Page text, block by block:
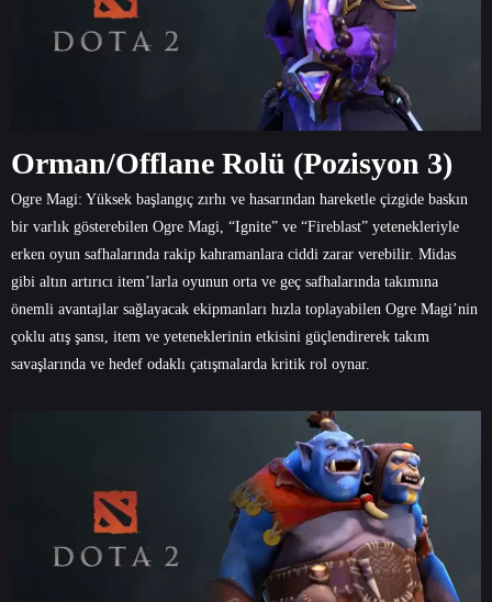
Orman/Offlane Rolü (Pozisyon 3)
Ogre Magi: Yüksek başlangıç zırhı ve hasarından hareketle çizgide baskın
bir varlık gösterebilen Ogre Magi, “Ignite” ve “Fireblast” yetenekleriyle
erken oyun safhalarında rakip kahramanlara ciddi zarar verebilir. Midas
gibi altın artırıcı item’larla oyunun orta ve geç safhalarında takımına
önemli avantajlar sağlayacak ekipmanları hızla toplayabilen Ogre Magi’nin
çoklu atış şansı, item ve yeteneklerinin etkisini güçlendirerek takım
savaşlarında ve hedef odaklı çatışmalarda kritik rol oynar.